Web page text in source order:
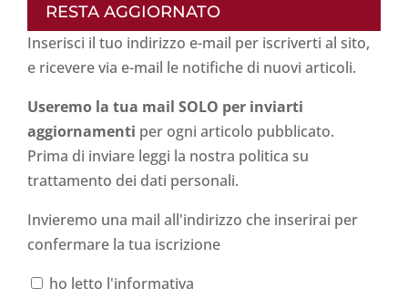
RESTA AGGIORNATO
Inserisci il tuo indirizzo e-mail per iscriverti al sito,
e ricevere via e-mail le notifiche di nuovi articoli.
Useremo la tua mail SOLO per inviarti
aggiornamenti per ogni articolo pubblicato.
Prima di inviare leggi la nostra politica su
trattamento dei dati personali.
Invieremo una mail all'indirizzo che inserirai per
confermare la tua iscrizione
ho letto l'informativa